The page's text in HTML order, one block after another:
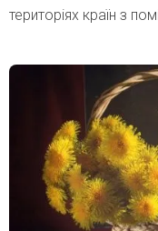
територіях країн з